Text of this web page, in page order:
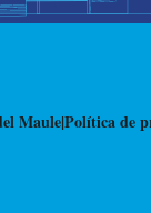
Maule|Política de